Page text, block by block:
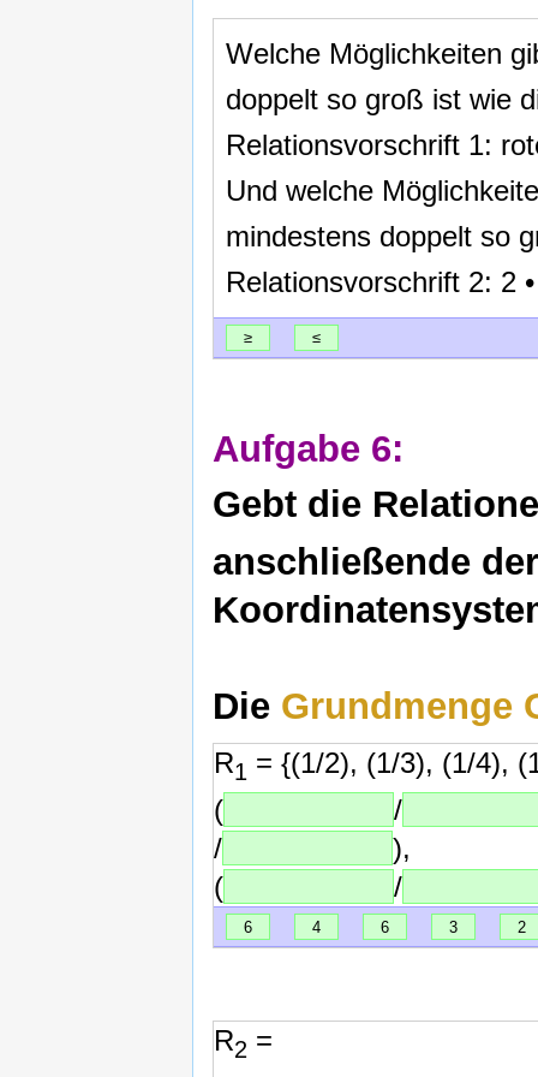
Welche Möglichkeiten
doppelt so groß ist wie
Relationsvorschrift 1:
Und welche
mindestens doppelt so
Relationsvorschrift 2: 2
≥ ≤
Aufgabe 6:
Gebt die
anschließende
Die Grundmenge
R1 = {(1/2), (1/3), (1/4),
(
/
/
),
(
/
6 4 6 3 2
R2 =